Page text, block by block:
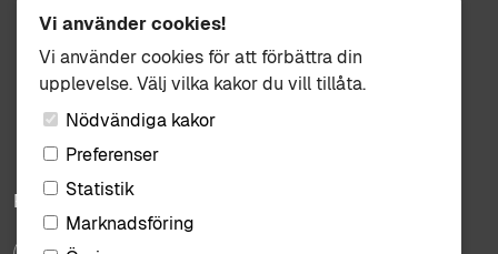
info@tisdag.se
0650-155 95
Kullbäcksvägen 3
824 31 Hudiksvall
Följ oss:
Vi använder cookies!
Vi använder cookies för att förbättra din
upplevelse. Välj vilka kakor du vill tillåta.
Nödvändiga kakor
Preferenser
Statistik
Marknadsföring